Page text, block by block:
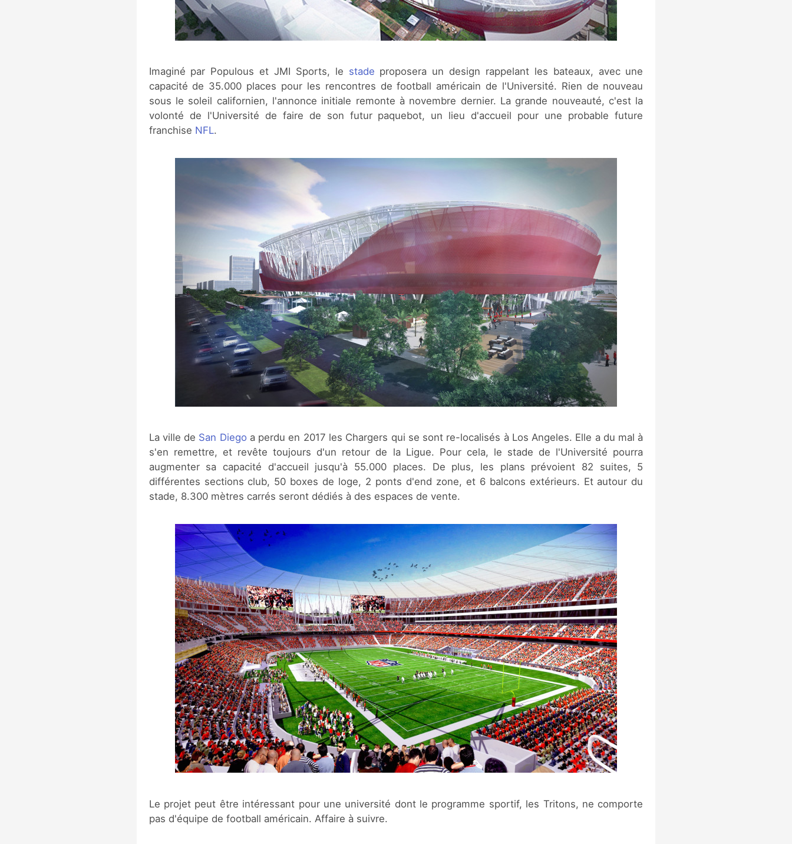
Imaginé par Populous et JMI Sports, le stade proposera un design rappelant les bateaux, avec une
capacité de 35.000 places pour les rencontres de football américain de l'Université. Rien de nouveau
sous le soleil californien, l'annonce initiale remonte à novembre dernier. La grande nouveauté, c'est la
volonté de l'Université de faire de son futur paquebot, un lieu d'accueil pour une probable future
franchise NFL.
La ville de San Diego a perdu en 2017 les Chargers qui se sont re-localisés à Los Angeles. Elle a du mal à
s'en remettre, et revête toujours d'un retour de la Ligue. Pour cela, le stade de l'Université pourra
augmenter sa capacité d'accueil jusqu'à 55.000 places. De plus, les plans prévoient 82 suites, 5
différentes sections club, 50 boxes de loge, 2 ponts d'end zone, et 6 balcons extérieurs. Et autour du
stade, 8.300 mètres carrés seront dédiés à des espaces de vente.
Le projet peut être intéressant pour une université dont le programme sportif, les Tritons, ne comporte
pas d'équipe de football américain. Affaire à suivre.